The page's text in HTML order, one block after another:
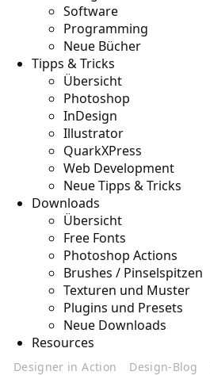
Software
Programming
Neue Bücher
Tipps & Tricks
Übersicht
Photoshop
InDesign
Illustrator
QuarkXPress
Web Development
Neue Tipps & Tricks
Downloads
Übersicht
Free Fonts
Photoshop Actions
Brushes / Pinselspitzen
Texturen und Muster
Plugins und Presets
Neue Downloads
Resources
Designer in Action Design-Blog